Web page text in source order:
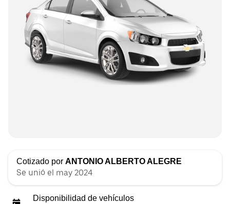
Cotizado por ANTONIO ALBERTO ALEGRE
Se unió el may 2024
Disponibilidad de vehículos